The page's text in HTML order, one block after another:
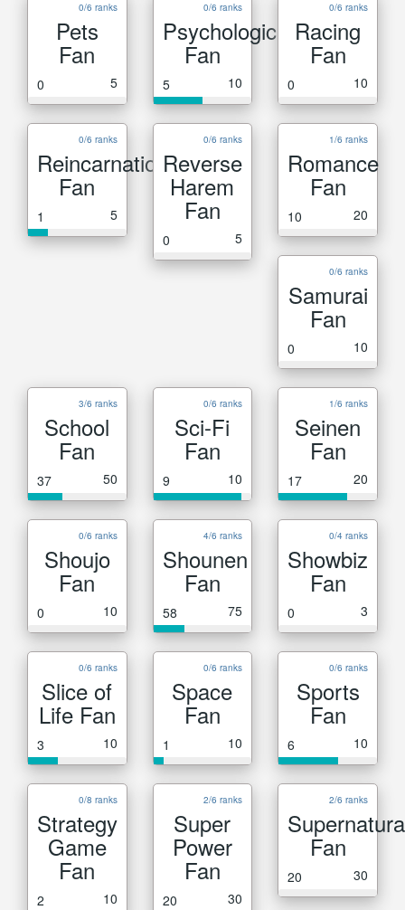
0/6 ranks
Pets
Fan
0 5
0/6 ranks
Psychological
Fan
5 10
0/6 ranks
Racing
Fan
0 10
0/6 ranks
Reincarnation
Fan
1 5
0/6 ranks
Reverse
Harem
Fan
0 5
1/6 ranks
Romance
Fan
10 20
0/6 ranks
Samurai
Fan
0 10
3/6 ranks
School
Fan
37 50
0/6 ranks
Sci-Fi
Fan
9 10
1/6 ranks
Seinen
Fan
17 20
0/6 ranks
Shoujo
Fan
0 10
4/6 ranks
Shounen
Fan
58 75
0/4 ranks
Showbiz
Fan
0 3
0/6 ranks
Slice of
Life Fan
3 10
0/6 ranks
Space
Fan
1 10
0/6 ranks
Sports
Fan
6 10
0/8 ranks
Strategy
Game
Fan
2 10
2/6 ranks
Super
Power
Fan
20 30
2/6 ranks
Fan
20 30